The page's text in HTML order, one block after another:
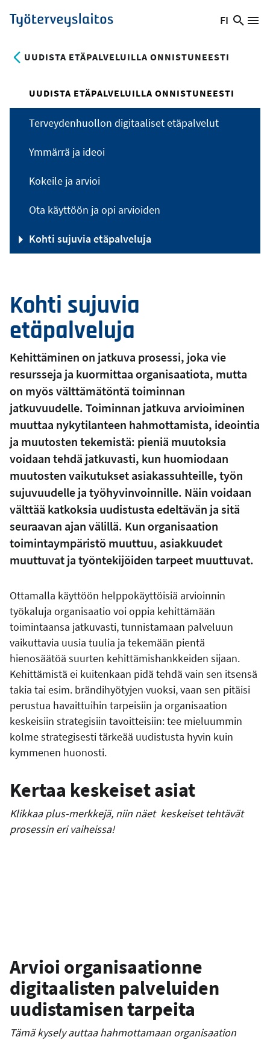
Hyppää
pääsisältöön
Työterveyslaitos
Vaihda
nykyinen
kieli:
FI
Hae
UUDISTA ETÄPALVELUILLA ONNISTUNEESTI
Kohti sujuvia
etäpalveluja
Kehittäminen on jatkuva prosessi, joka vie
resursseja ja kuormittaa organisaatiota, mutta
on myös välttämätöntä toiminnan
jatkuvuudelle. Toiminnan jatkuva arvioiminen
muuttaa nykytilanteen hahmottamista, ideointia
ja muutosten tekemistä: pieniä muutoksia
voidaan tehdä jatkuvasti, kun huomiodaan
muutosten vaikutukset asiakassuhteille, työn
sujuvuudelle ja työhyvinvoinnille. Näin voidaan
välttää katkoksia uudistusta edeltävän ja sitä
seuraavan ajan välillä. Kun organisaation
toimintaympäristö muuttuu, asiakkuudet
muuttuvat ja työntekijöiden tarpeet muuttuvat.
Ottamalla käyttöön helppokäyttöisiä arvioinnin
työkaluja organisaatio voi oppia kehittämään
toimintaansa jatkuvasti, tunnistamaan palveluun
vaikuttavia uusia tuulia ja tekemään pientä
hienosäätöä suurten kehittämishankkeiden sijaan.
Kehittämistä ei kuitenkaan pidä tehdä vain sen itsensä
takia tai esim. brändihyötyjen vuoksi, vaan sen pitäisi
perustua havaittuihin tarpeisiin ja organisaation
keskeisiin strategisiin tavoitteisiin: tee mieluummin
kolme strategisesti tärkeää uudistusta hyvin kuin
kymmenen huonosti.
Kertaa keskeiset asiat
Klikkaa plus-merkkejä, niin näet keskeiset tehtävät
prosessin eri vaiheissa!
Arvioi organisaationne
digitaalisten palveluiden
uudistamisen tarpeita
Tämä kysely auttaa hahmottamaan organisaation
UUDISTA ETÄPALVELUILLA ONNISTUNEESTI
Terveydenhuollon digitaaliset etäpalvelut
Ymmärrä ja ideoi
Kokeile ja arvioi
Ota käyttöön ja opi arvioiden
Kohti sujuvia etäpalveluja